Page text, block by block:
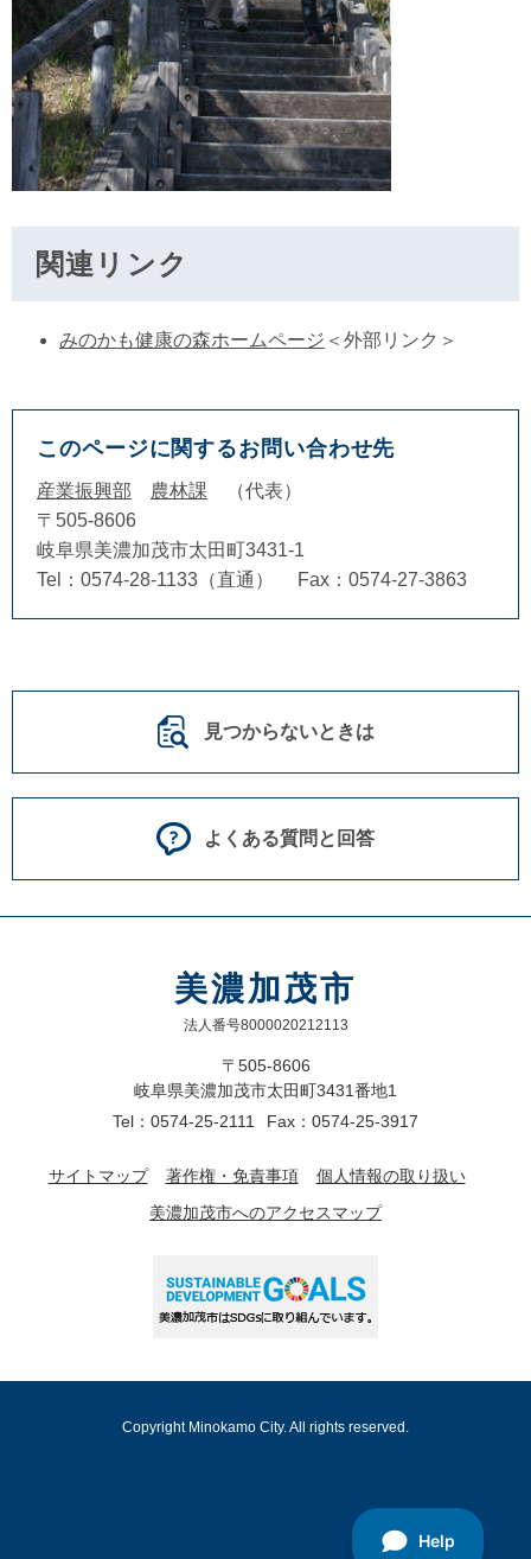
関連リンク
みのかも健康の森ホームページ ＜外部リンク＞
このページに関するお問い合わせ先
産業振興部 農林課
代表
〒505-8606
岐阜県美濃加茂市太田町3431-1
Tel：0574-28-1133（直通）
Fax：0574-27-3863
見つからないときは
よくある質問と回答
美濃加茂市
法人番号8000020212113
〒505-8606
岐阜県美濃加茂市太田町3431番地1
Tel：0574-25-2111
Fax：0574-25-3917
サイトマップ 著作権・免責事項
個人情報の取り扱い
美濃加茂市へのアクセスマップ
Copyright Minokamo City. All rights reserved.